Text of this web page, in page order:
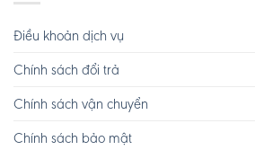
Điều khoản dịch vụ
Chính sách đổi trả
Chính sách vận chuyển
Chính sách bảo mật